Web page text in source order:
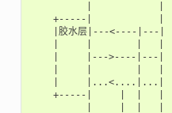
+-----|            |
|胶水层|---<----|---
|     |--->----|---|
|     |...<....|...|
+-----|     |  |   |